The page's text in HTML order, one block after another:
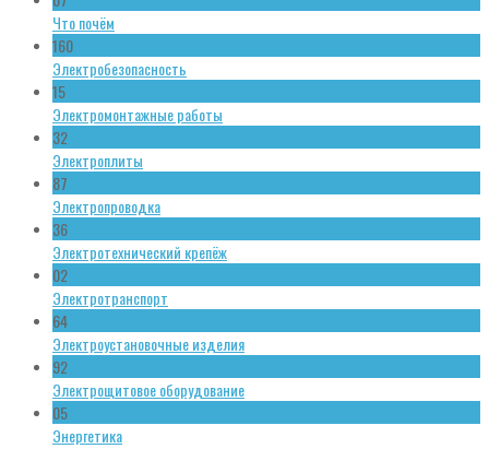
Что почём
160
Электробезопасность
15
Электромонтажные работы
32
Электроплиты
87
Электропроводка
36
Электротехнический крепёж
02
Электротранспорт
64
Электроустановочные изделия
92
Электрощитовое оборудование
05
Энергетика